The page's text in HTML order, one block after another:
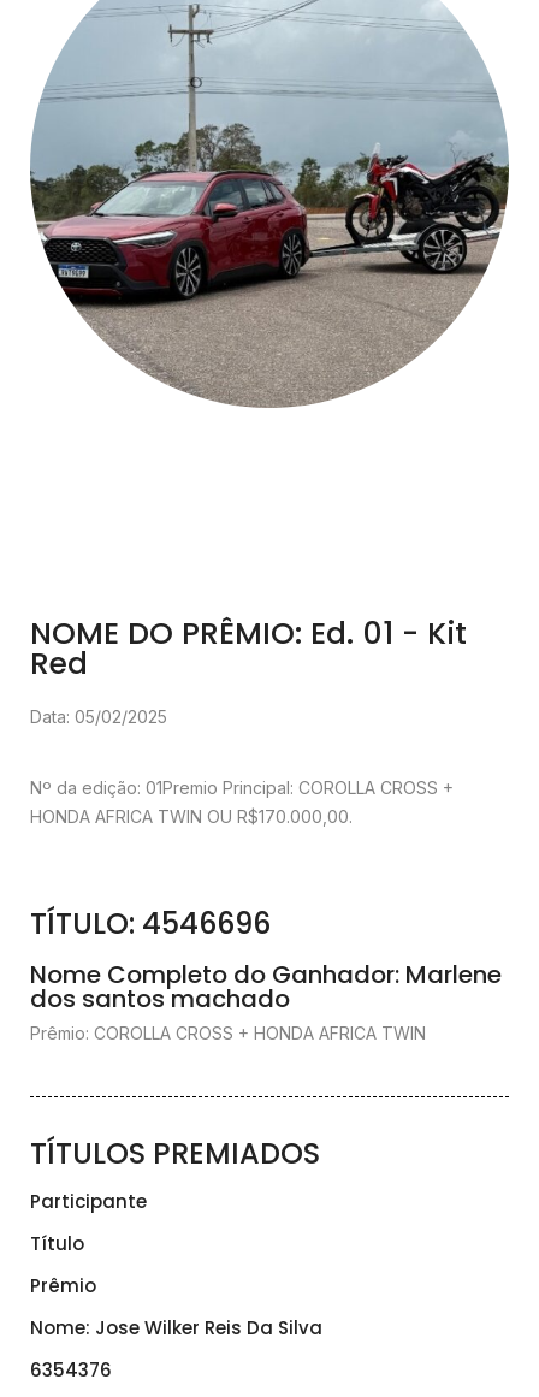
NOME DO PRÊMIO: Ed. 01 - Kit
Red
Data: 05/02/2025
Nº da edição: 01Premio Principal: COROLLA CROSS +
HONDA AFRICA TWIN OU R$170.000,00.
TÍTULO: 4546696
Nome Completo do Ganhador: Marlene
dos santos machado
Prêmio: COROLLA CROSS + HONDA AFRICA TWIN
TÍTULOS PREMIADOS
Participante
Título
Prêmio
Nome: Jose Wilker Reis Da Silva
6354376